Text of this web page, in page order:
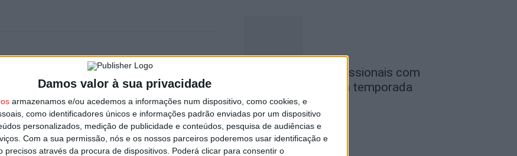
Damos valor à sua privacidade
armazenamos e/ou acedemos a informações num dispositivo, como cookies, e
como identificadores únicos e informações padrão enviadas por um dispositivo
personalizados, medição de publicidade e conteúdos, pesquisa de audiências e
Com a sua permissão, nós e os nossos parceiros poderemos usar identificação e
precisos através da procura de dispositivos. Poderá clicar para consentir o
Viseu: Primeira cirurgia robótica no Hospital de
São Teotónio foi um sucesso
Futebol: Ligas profissionais com
novas regras para a temporada
2026/27
8 de Agosto, 2026